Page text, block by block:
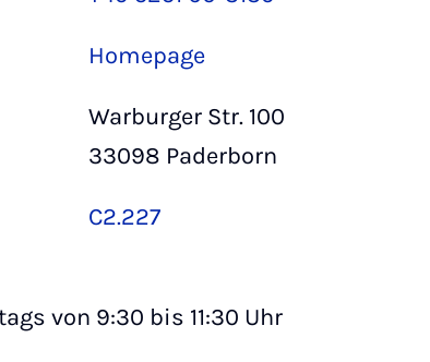
Homepage
Warburger Str. 100
33098 Paderborn
C2.227
von 9:30 bis 11:30 Uhr